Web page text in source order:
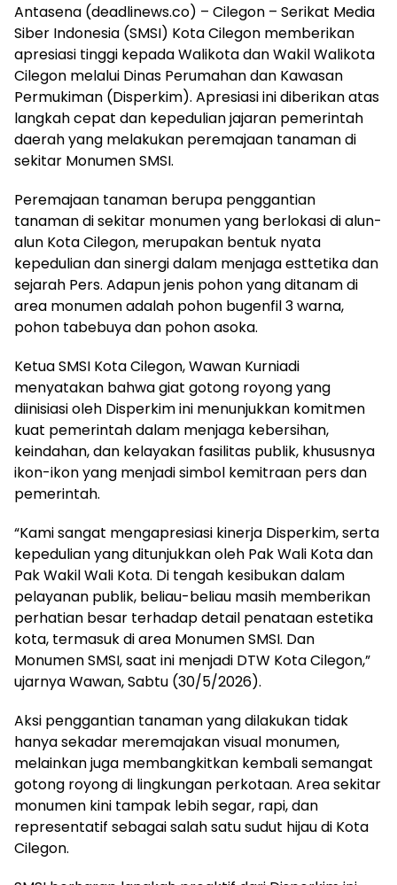
Antasena (deadlinews.co) – Cilegon – Serikat Media
Siber Indonesia (SMSI) Kota Cilegon memberikan
apresiasi tinggi kepada Walikota dan Wakil Walikota
Cilegon melalui Dinas Perumahan dan Kawasan
Permukiman (Disperkim). Apresiasi ini diberikan atas
langkah cepat dan kepedulian jajaran pemerintah
daerah yang melakukan peremajaan tanaman di
sekitar Monumen SMSI.
Peremajaan tanaman berupa penggantian
tanaman di sekitar monumen yang berlokasi di alun-
alun Kota Cilegon, merupakan bentuk nyata
kepedulian dan sinergi dalam menjaga esttetika dan
sejarah Pers. Adapun jenis pohon yang ditanam di
area monumen adalah pohon bugenfil 3 warna,
pohon tabebuya dan pohon asoka.
Ketua SMSI Kota Cilegon, Wawan Kurniadi
menyatakan bahwa giat gotong royong yang
diinisiasi oleh Disperkim ini menunjukkan komitmen
kuat pemerintah dalam menjaga kebersihan,
keindahan, dan kelayakan fasilitas publik, khususnya
ikon-ikon yang menjadi simbol kemitraan pers dan
pemerintah.
“Kami sangat mengapresiasi kinerja Disperkim, serta
kepedulian yang ditunjukkan oleh Pak Wali Kota dan
Pak Wakil Wali Kota. Di tengah kesibukan dalam
pelayanan publik, beliau-beliau masih memberikan
perhatian besar terhadap detail penataan estetika
kota, termasuk di area Monumen SMSI. Dan
Monumen SMSI, saat ini menjadi DTW Kota Cilegon,”
ujarnya Wawan, Sabtu (30/5/2026).
Aksi penggantian tanaman yang dilakukan tidak
hanya sekadar meremajakan visual monumen,
melainkan juga membangkitkan kembali semangat
gotong royong di lingkungan perkotaan. Area sekitar
monumen kini tampak lebih segar, rapi, dan
representatif sebagai salah satu sudut hijau di Kota
Cilegon.